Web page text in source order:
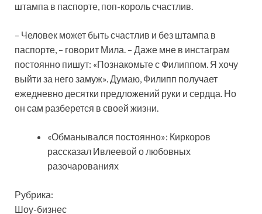
штампа в паспорте, поп-король счастлив.
– Человек может быть счастлив и без штампа в
паспорте, – говорит Мила. – Даже мне в инстаграм
постоянно пишут: «Познакомьте с Филиппом. Я хочу
выйти за него замуж». Думаю, Филипп получает
ежедневно десятки предложений руки и сердца. Но
он сам разберется в своей жизни.
«Обманывался постоянно»: Киркоров
рассказал Ивлеевой о любовных
разочарованиях
Рубрика:
Шоу-бизнес